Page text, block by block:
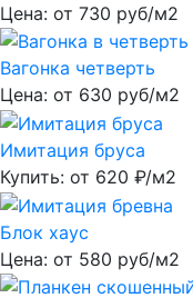
Цена: от 730 руб/м2
Вагонка четверть
Цена: от 630 руб/м2
Имитация бруса
Купить: от 620 ₽/м2
Блок хаус
Цена: от 580 руб/м2